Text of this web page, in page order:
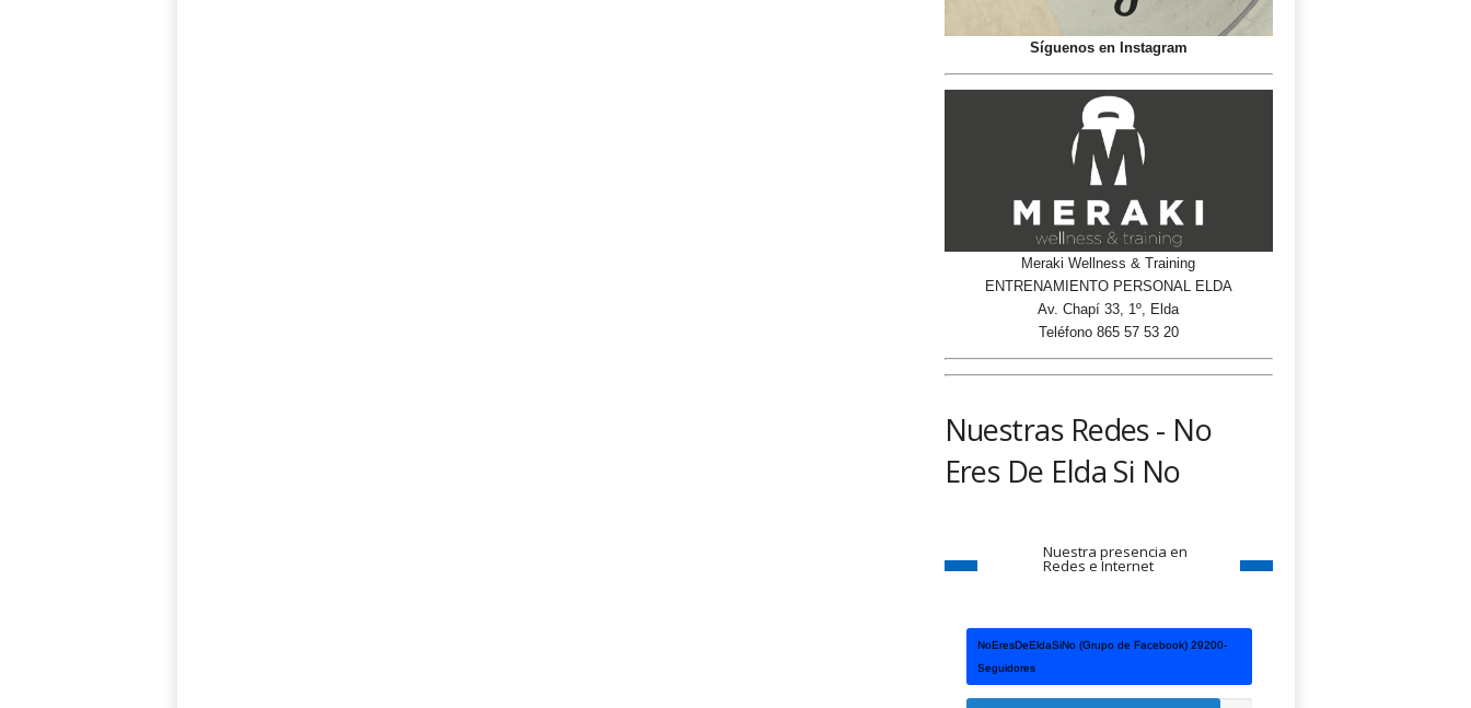
Síguenos en Instagram
Meraki Wellness & Training
ENTRENAMIENTO PERSONAL ELDA
Av. Chapí 33, 1º, Elda
Teléfono 865 57 53 20
Nuestras Redes - No
Eres De Elda Si No
Nuestra presencia en
Redes e Internet
NoEresDeEldaSiNo (Grupo de Facebook) 29200-
Seguidores